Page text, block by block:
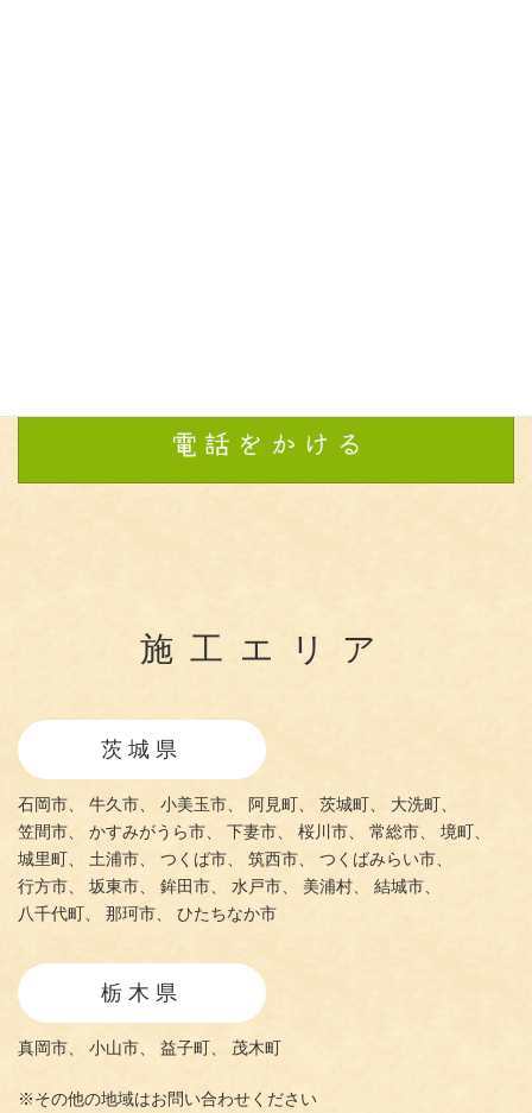
施工エリア
茨城県
石岡市、 牛久市、 小美玉市、 阿見町、 茨城町、
大洗町、
笠間市、
かすみがうら市、 下妻市、 桜川市、 常総市、
境町、
城里町、
土浦市、 つくば市、 筑西市、
つくばみらい市、
行方市、
坂東市、 鉾田市、 水戸市、 美浦村、
結城市、
八千代町、
那珂市、 ひたちなか市
栃木県
真岡市、 小山市、 益子町、 茂木町
※その他の地域はお問い合わせください